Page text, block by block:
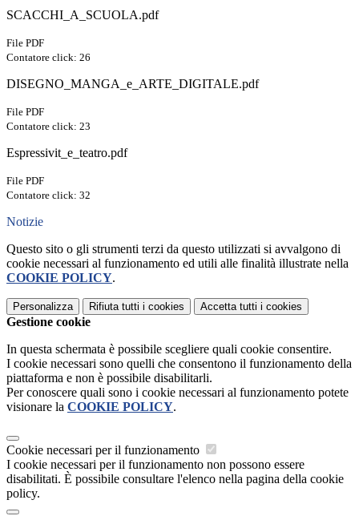
SCACCHI_A_SCUOLA.pdf
File PDF
Contatore click: 26
DISEGNO_MANGA_e_ARTE_DIGITALE.pdf
File PDF
Contatore click: 23
Espressivit_e_teatro.pdf
File PDF
Contatore click: 32
Notizie
Questo sito o gli strumenti terzi da questo utilizzati si avvalgono di
cookie necessari al funzionamento ed utili alle finalità illustrate nella
COOKIE POLICY.
Personalizza Rifiuta tutti i cookies Accetta tutti i cookies
Gestione cookie
In questa schermata è possibile scegliere quali cookie consentire.
I cookie necessari sono quelli che consentono il funzionamento della
piattaforma e non è possibile disabilitarli.
Per conoscere quali sono i cookie necessari al funzionamento potete
visionare la COOKIE POLICY.
Cookie necessari per il funzionamento
I cookie necessari per il funzionamento non possono essere
disabilitati. È possibile consultare l'elenco nella pagina della cookie
policy.